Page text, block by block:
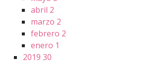
abril 2
marzo 2
febrero 2
enero 1
2019 30